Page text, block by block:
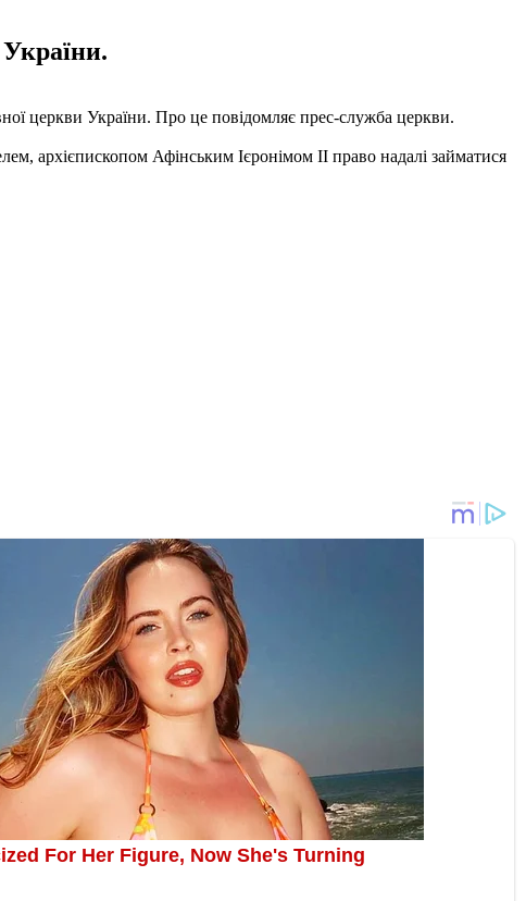
церкви України. Про це повідомляє прес-служба церкви.
архієпископом Афінським Ієронімом II право надалі займатися